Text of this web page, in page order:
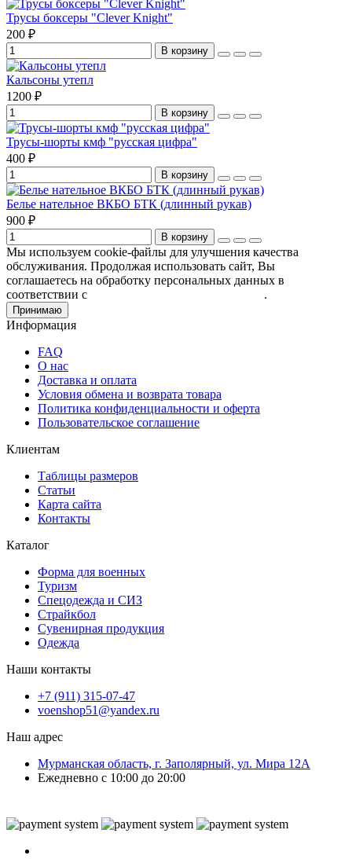
Трусы боксеры "Clever Knight"
200 ₽
В корзину
Кальсоны утепл
1200 ₽
В корзину
Трусы-шорты кмф "русская цифра"
400 ₽
В корзину
Белье нательное ВКБО БТК (длинный рукав)
900 ₽
В корзину
Мы используем cookie-файлы для улучшения качества
обслуживания. Продолжая использовать сайт, Вы
соглашаетесь на обработку персональных данных в
соответствии с
.
Принимаю
Информация
FAQ
О нас
Доставка и оплата
Условия обмена и возврата товара
Политика конфиденциальности и оферта
Пользовательское соглашение
Клиентам
Таблицы размеров
Статьи
Карта сайта
Контакты
Каталог
Форма для военных
Туризм
Спецодежда и СИЗ
Страйкбол
Сувенирная продукция
Одежда
Наши контакты
+7 (911) 315-07-47
voenshop51@yandex.ru
Наш адрес
Мурманская область, г. Заполярный, ул. Мира 12А
Ежедневно с 10:00 до 20:00